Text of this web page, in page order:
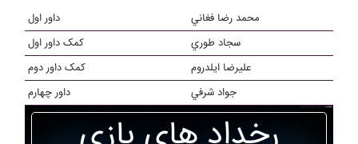
داور اول
محمد رضا فغاني
کمک داور اول
سجاد طوري
کمک داور دوم
عليرضا ايلدروم
داور چهارم
جواد شرفي